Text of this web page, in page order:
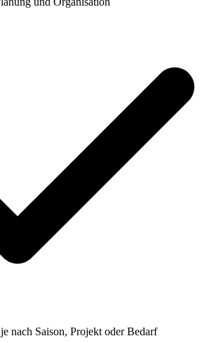
nach Saison, Projekt oder Bedarf